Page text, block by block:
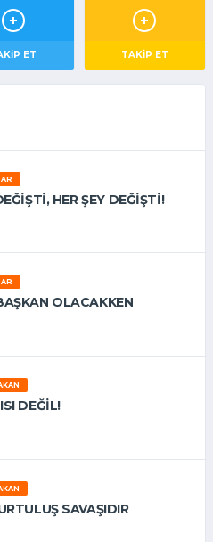
ET TAKİP ET
HER ŞEY DEĞIŞTI!
OLACAKKEN
DEĞİL!
SAVAŞIDIR